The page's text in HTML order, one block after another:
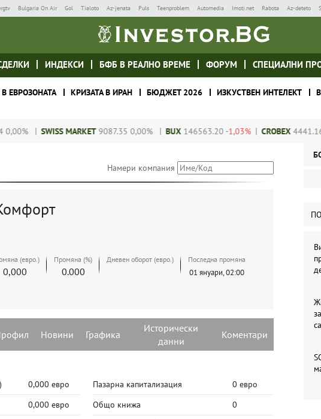
Bulgaria On Air Gol Tialoto Az-jenata Puls Teenproblem Automedia Imoti.net Rabota Az-deteto
ИНДЕКСИ БФБ В РЕАЛНО ВРЕМЕ ФОРУМ СПЕЦИАЛНИ
ЕВРОЗОНАТА КРИЗАТА В ИРАН БЮДЖЕТ 2026 ИЗКУСТВЕН ИНТЕЛЕКТ
SWISS MARKET 9087.35 0,00% BUX 146563.20-1,03% CROBEX 4441.16
Намери компания
(евро.)
0,000
Промяна (%)
0.000
Дневен оборот (евро.) Последна промяна
01 януари, 02:00
Новини Графика
Исторически
данни
Коментари
0,000 евро
0,000 евро
Пазарна капитализация
0 евро
Общо книжа
0